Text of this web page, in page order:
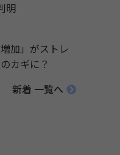
明
加」がストレ
カギに？
新着 一覧へ